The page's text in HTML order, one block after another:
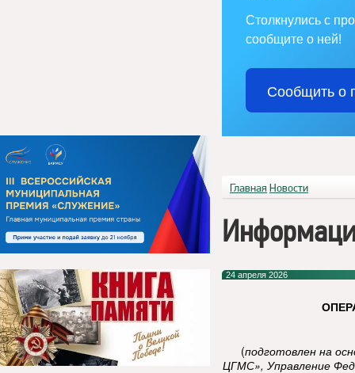
Столкнулись с
сообщите о ней!
Сообщить о
Главная Новости
24 апреля 2026
(подготовлен на
ЦГМС», Управление